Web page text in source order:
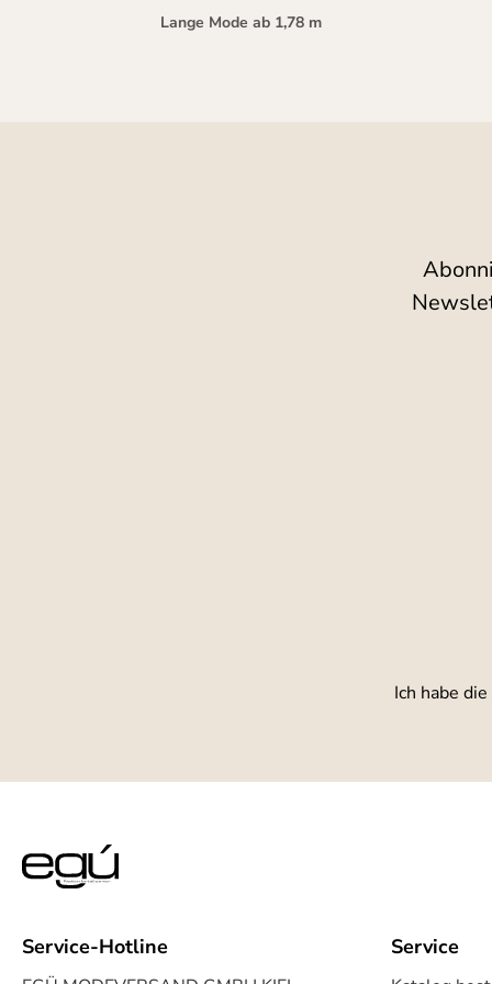
Lange Mode ab 1,78 m
Ich habe die
Service-Hotline Service